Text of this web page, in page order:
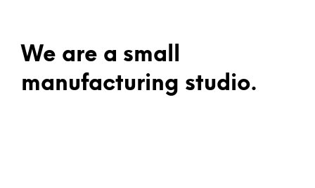
We are a small
manufacturing studio.